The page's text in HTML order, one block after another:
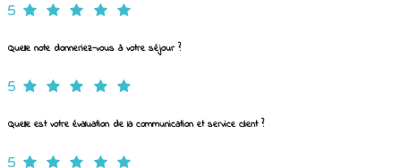
5
Quelle note donneriez-vous à votre séjour ?
5
Quelle est votre évaluation de la communication et service client ?
5